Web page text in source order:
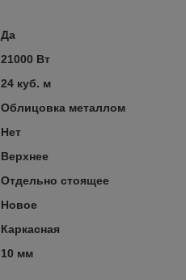
Да
21000 Вт
24 куб. м
Облицовка металлом
Нет
Верхнее
Отдельно стоящее
Новое
Каркасная
10 мм